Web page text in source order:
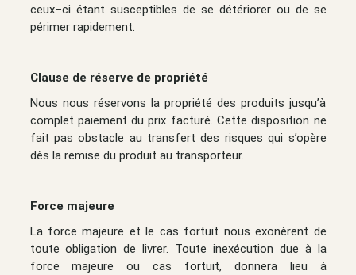
ceux–ci étant susceptibles de se détériorer ou de se
périmer rapidement.
Clause de réserve de propriété
Nous nous réservons la propriété des produits jusqu’à
complet paiement du prix facturé. Cette disposition ne
fait pas obstacle au transfert des risques qui s’opère
dès la remise du produit au transporteur.
Force majeure
La force majeure et le cas fortuit nous exonèrent de
toute obligation de livrer. Toute inexécution due à la
force majeure ou cas fortuit, donnera lieu à